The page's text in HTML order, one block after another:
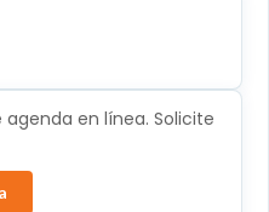
en línea. Solicite